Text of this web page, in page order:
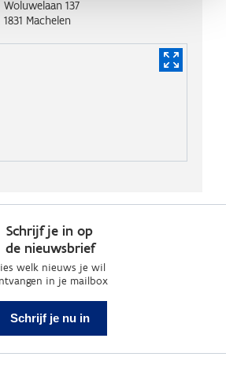
Woluwelaan 137
1831 Machelen
Schrijf je in op
de nieuwsbrief
welk nieuws je wil
in je mailbox
Schrijf je nu in